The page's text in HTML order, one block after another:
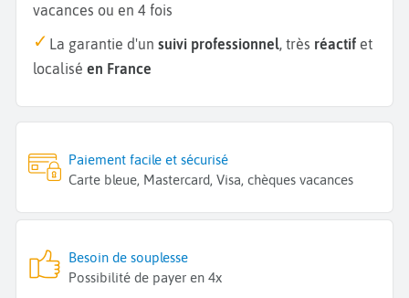
vacances ou en 4 fois
La garantie d'un suivi professionnel, très réactif et
localisé en France
Paiement facile et sécurisé
Carte bleue, Mastercard, Visa, chèques vacances
Besoin de souplesse
Possibilité de payer en 4x